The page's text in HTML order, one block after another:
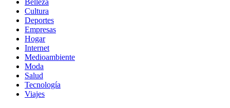
Belleza
Cultura
Deportes
Empresas
Hogar
Internet
Medioambiente
Moda
Salud
Tecnología
Viajes